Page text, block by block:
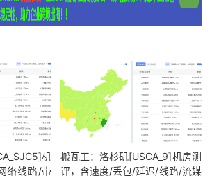
机
络线路/带
搬瓦工：洛杉矶[USCA_9]机房测
评，含速度/丢包/延迟/线路/流媒